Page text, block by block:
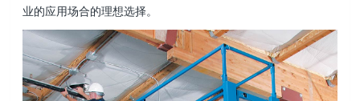
业的应用场合的理想选择。